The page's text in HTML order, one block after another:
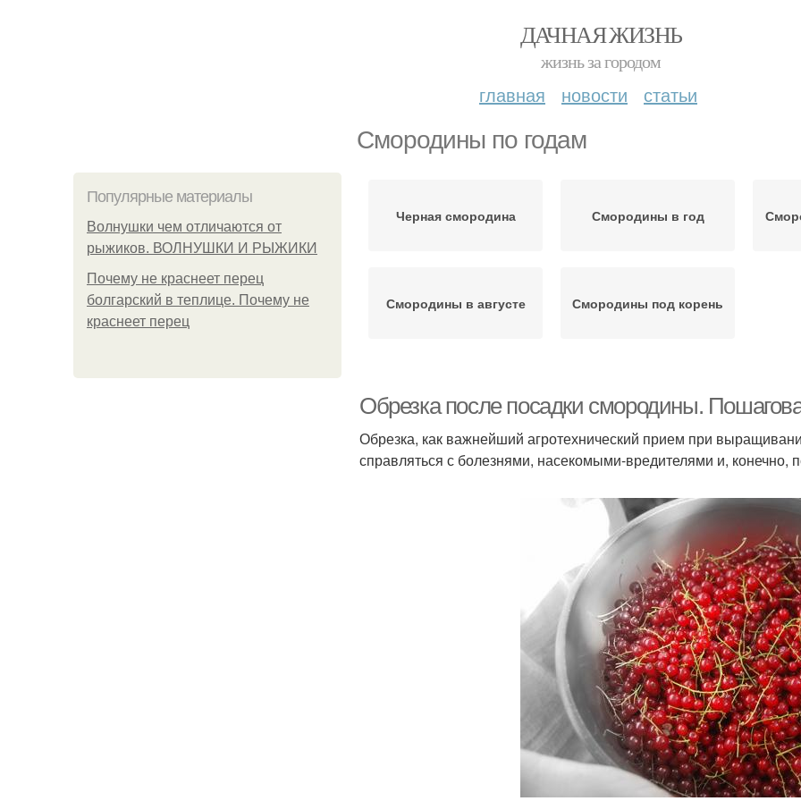
ДАЧНАЯ ЖИЗНЬ
жизнь за городом
главная новости статьи
Смородины по годам
Популярные материалы
Волнушки чем отличаются от
рыжиков. ВОЛНУШКИ И РЫЖИКИ
Почему не краснеет перец
болгарский в теплице. Почему не
краснеет перец
Черная смородина Смородины в год
Смородины в августе Смородины под корень
Обрезка после посадки смородины.
Обрезка, как важнейший агротехнический прием при
справляться с болезнями, насекомыми-вредителями и,